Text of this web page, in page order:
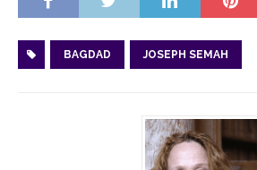
BAGDAD JOSEPH SEMAH